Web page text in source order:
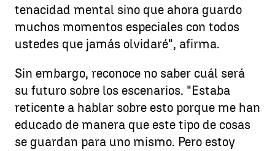
tenacidad mental sino que ahora guardo
muchos momentos especiales con todos
ustedes que jamás olvidaré", afirma.
Sin embargo, reconoce no saber cuál será
su futuro sobre los escenarios. "Estaba
reticente a hablar sobre esto porque me han
educado de manera que este tipo de cosas
se guardan para uno mismo. Pero estoy